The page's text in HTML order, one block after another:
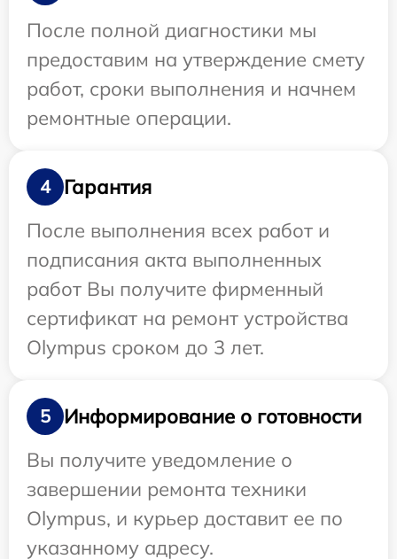
После полной диагностики мы
предоставим на утверждение смету
работ, сроки выполнения и начнем
ремонтные операции.
4
Гарантия
После выполнения всех работ и
подписания акта выполненных
работ Вы получите фирменный
сертификат на ремонт устройства
Olympus сроком до 3 лет.
5
Информирование о готовности
Вы получите уведомление о
завершении ремонта техники
Olympus, и курьер доставит ее по
указанному адресу.